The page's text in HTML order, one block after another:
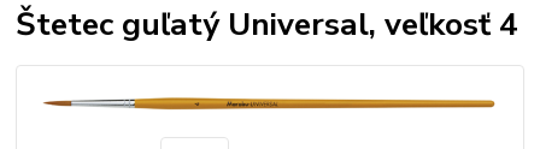
Štetec guľatý Universal, veľkosť 4